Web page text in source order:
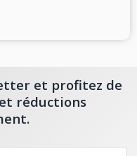
et profitez de
réductions